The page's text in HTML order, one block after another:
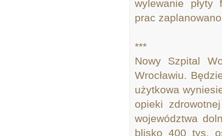
wylewanie płyty
prac
***
Nowy Szpital
Wrocławiu.
użytkowa
opieki
województwa
blisko 400 tys.